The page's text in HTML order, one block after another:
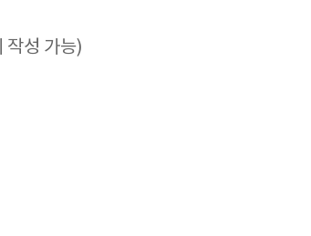
작성 가능)